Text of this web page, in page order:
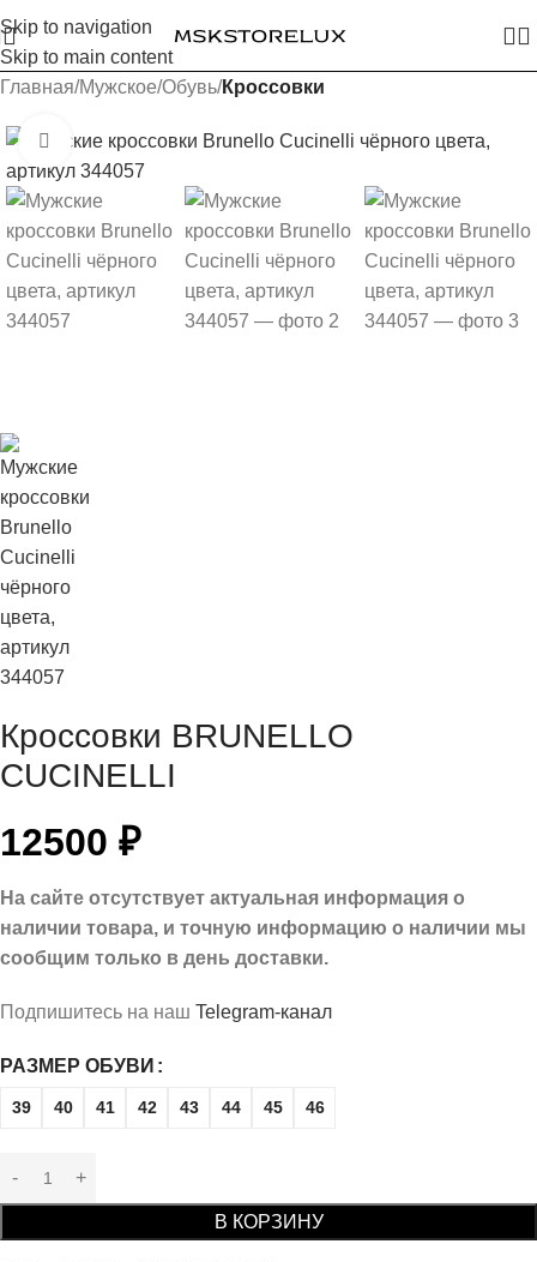
Skip to navigation
Skip to main content
Главная Мужское Обувь Кроссовки
Увеличить изображение
Кроссовки BRUNELLO
CUCINELLI
12500 ₽
На сайте отсутствует актуальная информация о
наличии товара, и точную информацию о наличии мы
сообщим только в день доставки.
Подпишитесь на наш Telegram-канал
РАЗМЕР ОБУВИ
39 40 41 42 43 44 45 46
В КОРЗИНУ